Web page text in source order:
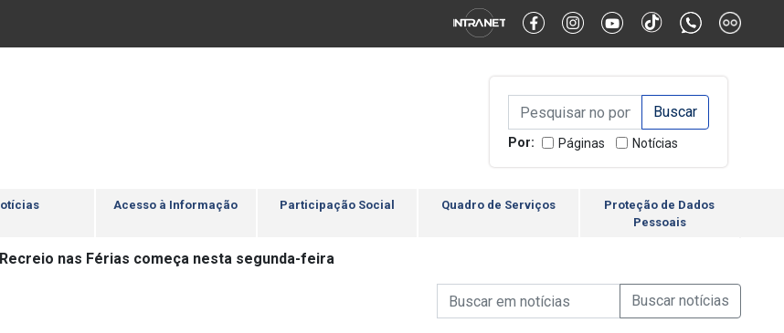
rodapé Alternar Alto Contraste Alternar Tamanho da Fonte
novo sítio)
Campo de Busca de
Campo de Busca de informaçõesEnviar a Busca
Por: Páginas Notícias
Acesso à Informação Participação Social Quadro de Serviços
Proteção de Dados
Pessoais
nas Férias começa nesta segunda-feira
Campo de Busca de Notícias
Campo de Busca de informaçõesEnviar a Busca de